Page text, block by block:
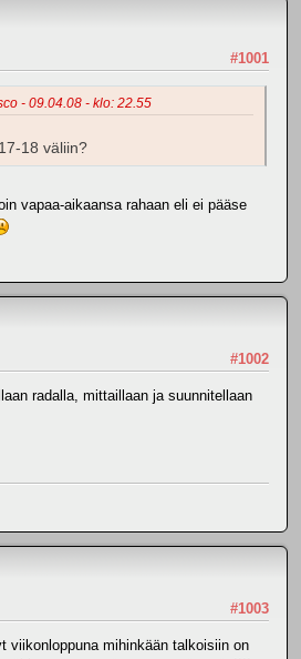
#1001
- 09.04.08 - klo: 22.55
18 väliin?
vapaa-aikaansa rahaan eli ei pääse
#1002
radalla, mittaillaan ja suunnitellaan
#1003
viikonloppuna mihinkään talkoisiin on